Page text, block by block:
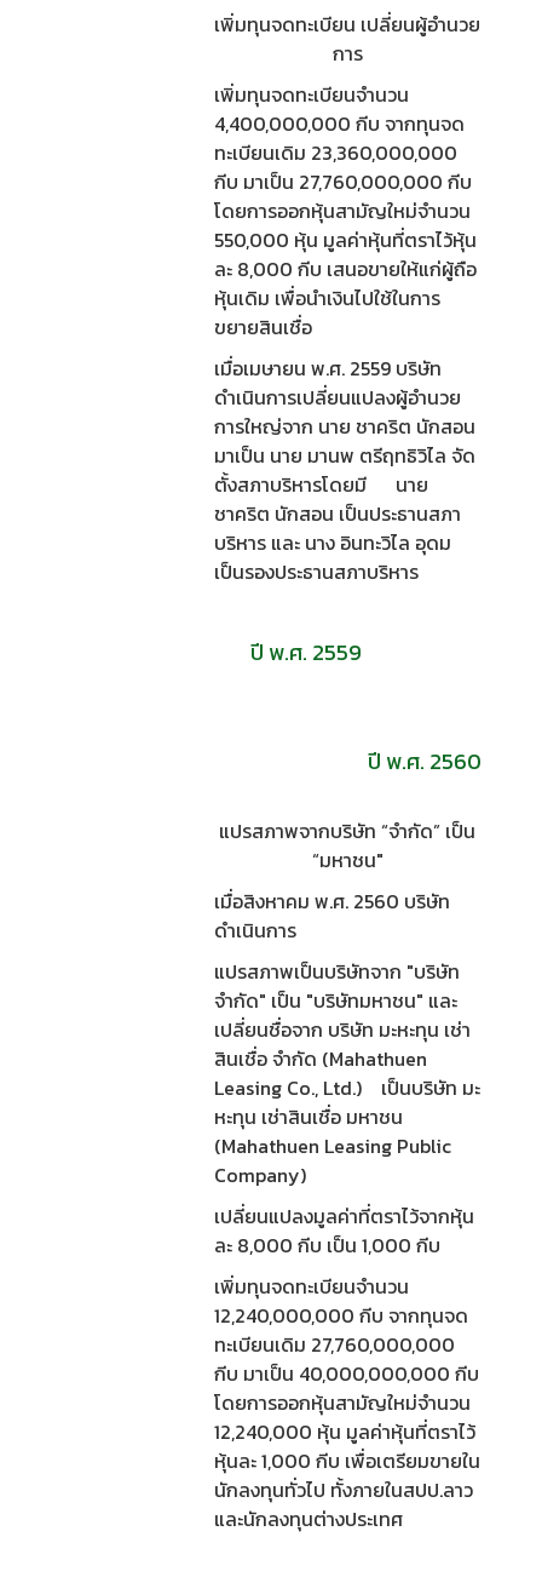
เพิ่มทุนจดทะเบียน เปลี่ยนผู้อำนวย
การ
เพิ่มทุนจดทะเบียนจำนวน
4,400,000,000 กีบ จากทุนจด
ทะเบียนเดิม 23,360,000,000
กีบ มาเป็น 27,760,000,000 กีบ
โดยการออกหุ้นสามัญใหม่จำนวน
550,000 หุ้น มูลค่าหุ้นที่ตราไว้หุ้น
ละ 8,000 กีบ เสนอขายให้แก่ผู้ถือ
หุ้นเดิม เพื่อนำเงินไปใช้ในการ
ขยายสินเชื่อ
เมื่อเมษายน พ.ศ. 2559 บริษัท
ดำเนินการเปลี่ยนแปลงผู้อำนวย
การใหญ่จาก นาย ชาคริต นักสอน
มาเป็น นาย มานพ ตรีฤทธิวิไล จัด
ตั้งสภาบริหารโดยมี นาย
ชาคริต นักสอน เป็นประธานสภา
บริหาร และ นาง อินทะวิไล อุดม
เป็นรองประธานสภาบริหาร
ปี พ.ศ. 2559
ปี พ.ศ. 2560
แปรสภาพจากบริษัท “จำกัด” เป็น
“มหาชน"
เมื่อสิงหาคม พ.ศ. 2560 บริษัท
ดำเนินการ
แปรสภาพเป็นบริษัทจาก "บริษัท
จำกัด" เป็น "บริษัทมหาชน" และ
เปลี่ยนชื่อจาก บริษัท มะหะทุน เช่า
สินเชื่อ จำกัด (Mahathuen
Leasing Co., Ltd.) เป็นบริษัท มะ
หะทุน เช่าสินเชื่อ มหาชน
(Mahathuen Leasing Public
Company)
เปลี่ยนแปลงมูลค่าที่ตราไว้จากหุ้น
ละ 8,000 กีบ เป็น 1,000 กีบ
เพิ่มทุนจดทะเบียนจำนวน
12,240,000,000 กีบ จากทุนจด
ทะเบียนเดิม 27,760,000,000
กีบ มาเป็น 40,000,000,000 กีบ
โดยการออกหุ้นสามัญใหม่จำนวน
12,240,000 หุ้น มูลค่าหุ้นที่ตราไว้
หุ้นละ 1,000 กีบ เพื่อเตรียมขายใน
นักลงทุนทั่วไป ทั้งภายในสปป.ลาว
และนักลงทุนต่างประเทศ